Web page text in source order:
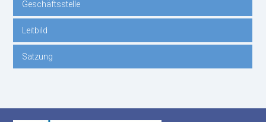
Geschäftsstelle
Leitbild
Satzung